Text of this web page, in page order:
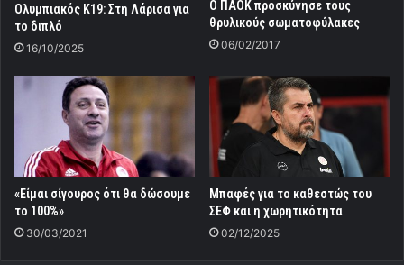
Ολυμπιακός Κ19: Στη Λάρισα για
το διπλό
16/10/2025
O ΠΑΟΚ προσκύνησε τους
θρυλικούς σωματοφύλακες
06/02/2017
«Είμαι σίγουρος ότι θα δώσουμε
το 100%»
30/03/2021
Mπαφές για το καθεστώς του
ΣΕΦ και η χωρητικότητα
02/12/2025